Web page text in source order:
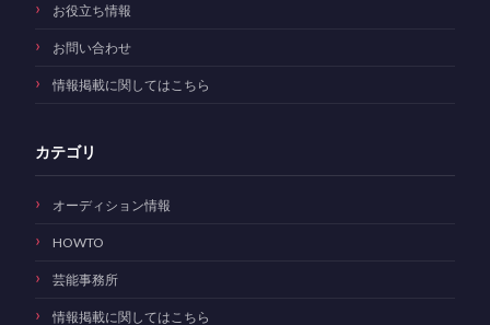
お役立ち情報
お問い合わせ
情報掲載に関してはこちら
カテゴリ
オーディション情報
HOWTO
芸能事務所
情報掲載に関してはこちら